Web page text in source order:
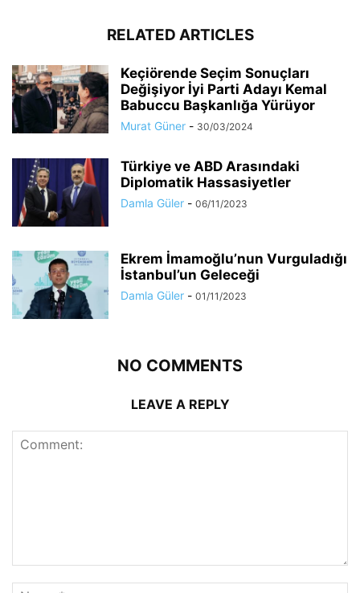
RELATED ARTICLES
Keçiörende Seçim Sonuçları
Değişiyor İyi Parti Adayı Kemal
Babuccu Başkanlığa Yürüyor
Murat Güner - 30/03/2024
Türkiye ve ABD Arasındaki
Diplomatik Hassasiyetler
Damla Güler - 06/11/2023
Ekrem İmamoğlu’nun Vurguladığı
İstanbul’un Geleceği
Damla Güler - 01/11/2023
NO COMMENTS
LEAVE A REPLY